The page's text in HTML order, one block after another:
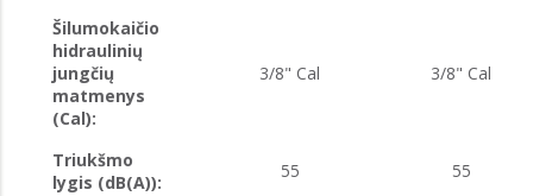
Šilumokaičio
hidraulinių
jungčių
matmenys
(Cal):
3/8" Cal 3/8" Cal
Triukšmo
lygis (dB(A)):
55 55